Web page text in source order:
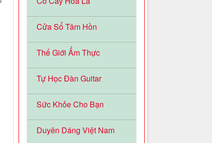
Cửa Sổ Tâm Hồn
Thế Giới Ẩm Thực
Tự Học Đàn Guitar
Sức Khỏe Cho Bạn
Duyên Dáng Việt Nam